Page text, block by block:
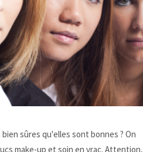
sûres qu'elles sont bonnes ? On
make-up et soin en vrac. Attention,